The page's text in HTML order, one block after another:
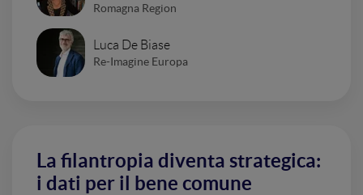
Romagna Region
Luca De Biase
Re-Imagine Europa
La filantropia diventa strategica:
i dati per il bene comune